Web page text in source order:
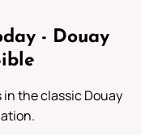
- Douay
in the classic Douay